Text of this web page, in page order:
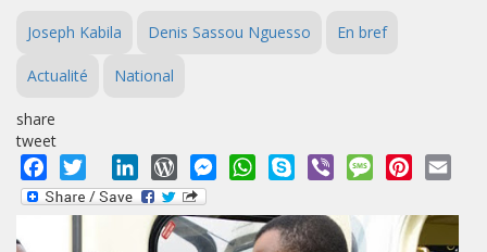
Joseph Kabila Denis Sassou Nguesso En bref
Actualité National
share
tweet
Facebook
Twitter LinkedInWordPressMessengerWhatsApp
Skype Viber MessagePinterest